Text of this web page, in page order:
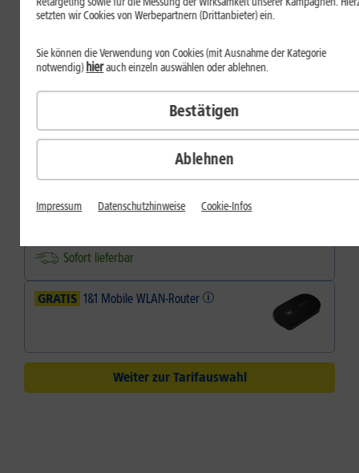
€/Monat
dauerhaft
Inkl.1&1 Daten-Flat M
Farbe
Sofort lieferbar
GRATIS 1&1 Mobile WLAN-Router
Weiter zur Tarifauswahl
setzten wir Cookies von Werbepartnern (Drittanbieter) ein.
Ablehnen
Sie können die Verwendung von Cookies (mit Ausnahme der Kategorie
notwendig)hierauch einzeln auswählen oder ablehnen.
Bestätigen
Impressum Datenschutzhinweise Cookie-Infos